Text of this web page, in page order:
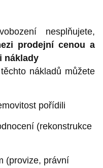
nesplňujete,
prodejní cenou a
náklady
nákladů můžete
pořídili
(rekonstrukce
(provize, právní